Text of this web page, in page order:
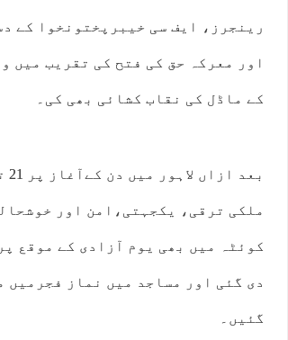
رینجرز، ایف سی خیبرپختونخوا کے
اور معرکہ حق کی فتح کی تقریب میں
کے ماڈل کی نقاب کشائی بھی کی۔
ملکی ترقی، یکجہتی،امن اور
دی گئی اور مساجد میں نماز فجرمیں
گئیں۔